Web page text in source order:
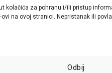
kolačića za pohranu i/ili pristup
na ovoj stranici. Nepristanak ili
Odbij
200 svjetski poznatih i
osobnih i lakih teretnih vozila.